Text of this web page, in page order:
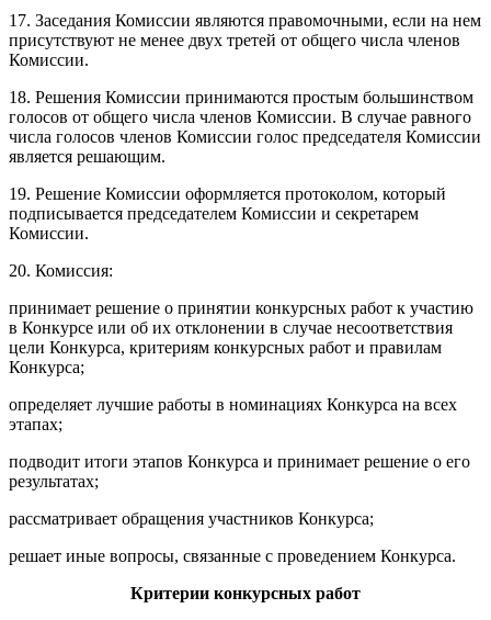
17. Заседания Комиссии являются правомочными, если на нем
присутствуют не менее двух третей от общего числа членов
Комиссии.
18. Решения Комиссии принимаются простым большинством
голосов от общего числа членов Комиссии. В случае равного
числа голосов членов Комиссии голос председателя Комиссии
является решающим.
19. Решение Комиссии оформляется протоколом, который
подписывается председателем Комиссии и секретарем
Комиссии.
20. Комиссия:
принимает решение о принятии конкурсных работ к участию
в Конкурсе или об их отклонении в случае несоответствия
цели Конкурса, критериям конкурсных работ и правилам
Конкурса;
определяет лучшие работы в номинациях Конкурса на всех
этапах;
подводит итоги этапов Конкурса и принимает решение о его
результатах;
рассматривает обращения участников Конкурса;
решает иные вопросы, связанные с проведением Конкурса.
Критерии конкурсных работ